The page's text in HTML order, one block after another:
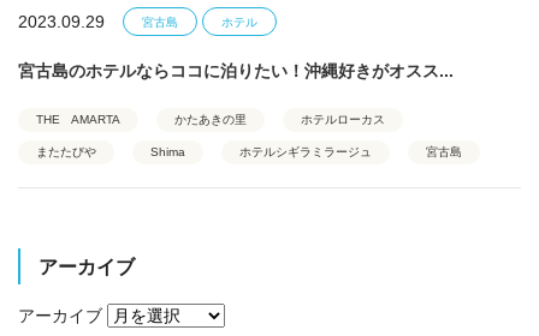
2023.09.29 宮古島 ホテル
宮古島のホテルならココに泊りたい！沖縄好きがオスス...
THE AMARTA かたあきの里 ホテルローカス
またたびや Shima ホテルシギラミラージュ 宮古島
アーカイブ
アーカイブ